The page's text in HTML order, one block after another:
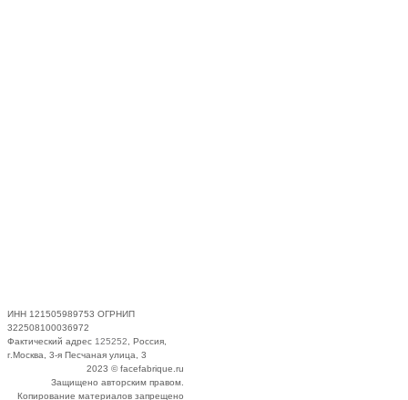
ИНН 121505989753 ОГРНИП
322508100036972
Фактический адрес 125252 , Россия,
г.Москва, 3-я Песчаная улица, 3
2023 © facefabrique.ru
Защищено авторским правом.
Копирование материалов запрещено